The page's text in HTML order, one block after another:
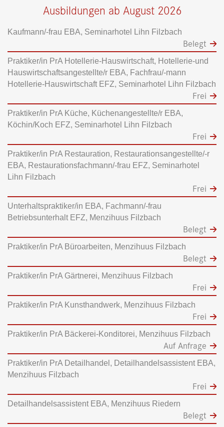
Ausbildungen ab August 2026
Kaufmann/-frau EBA, Seminarhotel Lihn Filzbach
Belegt
Praktiker/in PrA Hotellerie-Hauswirtschaft, Hotellerie-und
Hauswirtschaftsangestellte/r EBA, Fachfrau/-mann
Hotellerie-Hauswirtschaft EFZ, Seminarhotel Lihn Filzbach
Frei
Praktiker/in PrA Küche, Küchenangestellte/r EBA,
Köchin/Koch EFZ, Seminarhotel Lihn Filzbach
Frei
Praktiker/in PrA Restauration, Restaurationsangestellte/-r
EBA, Restaurationsfachmann/-frau EFZ, Seminarhotel
Lihn Filzbach
Frei
Unterhaltspraktiker/in EBA, Fachmann/-frau
Betriebsunterhalt EFZ, Menzihuus Filzbach
Belegt
Praktiker/in PrA Büroarbeiten, Menzihuus Filzbach
Belegt
Praktiker/in PrA Gärtnerei, Menzihuus Filzbach
Frei
Praktiker/in PrA Kunsthandwerk, Menzihuus Filzbach
Frei
Praktiker/in PrA Bäckerei-Konditorei, Menzihuus Filzbach
Auf Anfrage
Praktiker/in PrA Detailhandel, Detailhandelsassistent EBA,
Menzihuus Filzbach
Frei
Detailhandelsassistent EBA, Menzihuus Riedern
Belegt